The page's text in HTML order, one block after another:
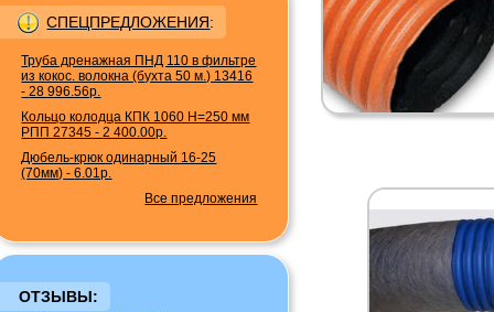
СПЕЦПРЕДЛОЖЕНИЯ:
Труба дренажная ПНД 110 в фильтре
из кокос. волокна (бухта 50 м.) 13416
-28 996.56р.
Кольцо колодца КПК 1060 H=250 мм
РПП 27345 -2 400.00р.
Дюбель-крюк одинарный 16-25
(70мм) -6.01р.
Все предложения
ОТЗЫВЫ: